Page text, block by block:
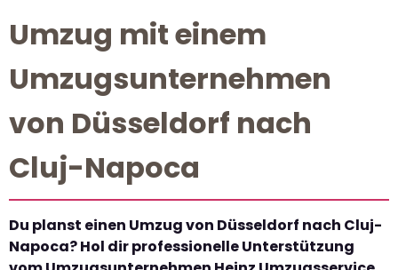
Umzug mit einem
Umzugsunternehmen
von Düsseldorf nach
Cluj-Napoca
Du planst einen Umzug von Düsseldorf nach Cluj-
Napoca? Hol dir professionelle Unterstützung